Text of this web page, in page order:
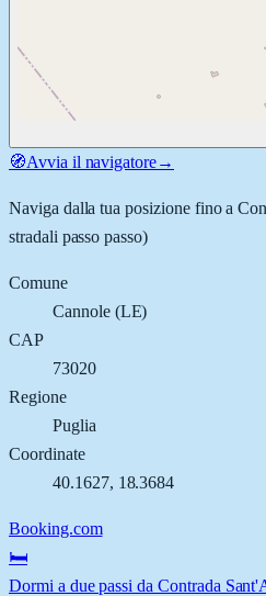
🧭Avvia il navigatore→
Naviga dalla tua posizione fino a
stradali passo passo)
Comune
Cannole(LE)
CAP
73020
Regione
Puglia
Coordinate
40.1627, 18.3684
Booking.com
🛏️
Dormi a due passi da Contrada